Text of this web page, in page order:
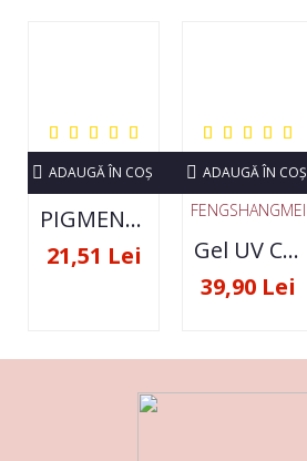
PIGMENT NEON SET 12 CULORI
21,51 Lei
ADAUGĂ ÎN COŞ
FENGSHANGMEI
Gel UV Constructie FSM 50ML - 07
39,90 Lei
ADAUGĂ ÎN COŞ